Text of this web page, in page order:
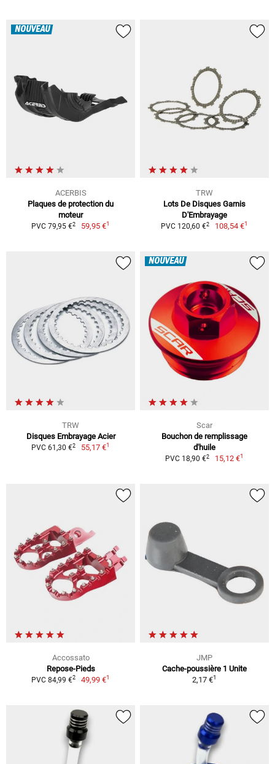
NOUVEAU
ACERBIS
Plaques de protection du
moteur
PVC 79,95 €2 59,95 €1
TRW
Lots De Disques Garnis
D'Embrayage
PVC 120,60 €2 108,54 €1
TRW
Disques Embrayage Acier
PVC 61,30 €2 55,17 €1
NOUVEAU
Scar
Bouchon de remplissage
d'huile
PVC 18,90 €2 15,12 €1
Accossato
Repose-Pieds
PVC 84,99 €2 49,99 €1
JMP
Cache-poussière 1 Unite
2,17 €1